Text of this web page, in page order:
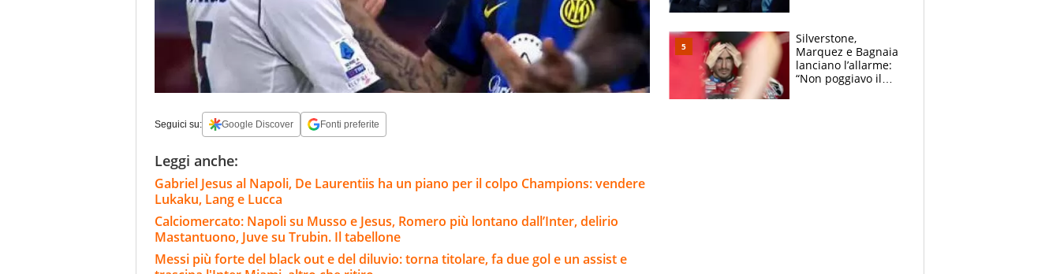
Seguici su: Google Discover Fonti preferite
Leggi anche:
Gabriel Jesus al Napoli, De Laurentiis ha un piano per il colpo Champions: vendere
Lukaku, Lang e Lucca
Calciomercato: Napoli su Musso e Jesus, Romero più lontano dall’Inter, delirio
Mastantuono, Juve su Trubin. Il tabellone
Messi più forte del black out e del diluvio: torna titolare, fa due gol e un assist e
Silverstone,
Marquez e Bagnaia
lanciano l’allarme:
“Non poggiavo il